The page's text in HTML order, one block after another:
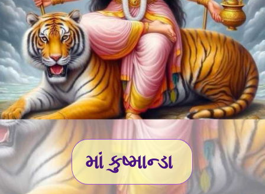
માં કુષ્માન્ડા